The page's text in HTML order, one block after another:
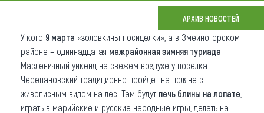
Что привезти (сувениры)
О регионе
Коллекция впечатлений
АРХИВ НОВОСТЕЙ
У кого 9 марта «золовкины посиделки», а в Змеиногорском
районе – одиннадцатая межрайонная зимняя туриада!
Масленичный уикенд на свежем воздухе у поселка
Черепановский традиционно пройдет на поляне с
живописным видом на лес. Там будут печь блины на лопате
играть в марийские и русские народные игры, делать на